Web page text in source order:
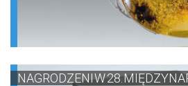
NAGRODZENI W 28.